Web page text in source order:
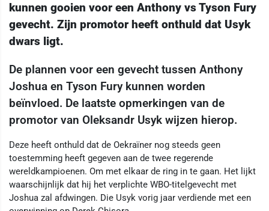
kunnen gooien voor een Anthony vs Tyson Fury
gevecht. Zijn promotor heeft onthuld dat Usyk
dwars ligt.
De plannen voor een gevecht tussen Anthony
Joshua en Tyson Fury kunnen worden
beïnvloed. De laatste opmerkingen van de
promotor van Oleksandr Usyk wijzen hierop.
Deze heeft onthuld dat de Oekraïner nog steeds geen
toestemming heeft gegeven aan de twee regerende
wereldkampioenen. Om met elkaar de ring in te gaan. Het lijkt
waarschijnlijk dat hij het verplichte WBO-titelgevecht met
Joshua zal afdwingen. Die Usyk vorig jaar verdiende met een